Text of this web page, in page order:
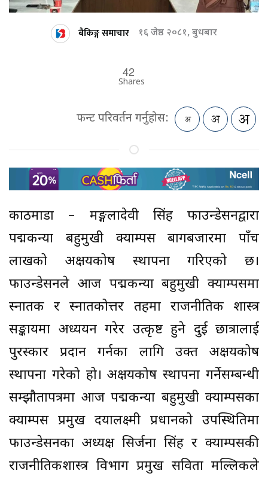
बैकिङ्ग समाचार १६ जेष्ठ २०८१, बुधबार
42
Shares
फन्ट परिवर्तन गर्नुहोस:
काठमाडाैं – मङ्गलादेवी सिंह फाउन्डेसनद्वारा
पद्मकन्या बहुमुखी क्याम्पस बागबजारमा पाँच
लाखको अक्षयकोष स्थापना गरिएको छ।
फाउन्डेसनले आज पद्मकन्या बहुमुखी क्याम्पसमा
स्नातक र स्नातकोत्तर तहमा राजनीतिक शास्त्र
सङ्कायमा अध्ययन गरेर उत्कृष्ट हुने दुई छात्रालाई
पुरस्कार प्रदान गर्नका लागि उक्त अक्षयकोष
स्थापना गरेको हो। अक्षयकोष स्थापना गर्नेसम्बन्धी
सम्झौतापत्रमा आज पद्मकन्या बहुमुखी क्याम्पसका
क्याम्पस प्रमुख दयालक्ष्मी प्रधानको उपस्थितिमा
फाउन्डेसनका अध्यक्ष सिर्जना सिंह र क्याम्पसकी
राजनीतिकशास्त्र विभाग प्रमुख सविता मल्लिकले